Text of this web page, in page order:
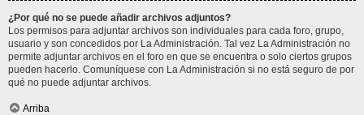
¿Por qué no se puede añadir archivos adjuntos?
Los permisos para adjuntar archivos son individuales para cada foro, grupo,
usuario y son concedidos por La Administración. Tal vez La Administración no
permite adjuntar archivos en el foro en que se encuentra o solo ciertos grupos
pueden hacerlo. Comuníquese con La Administración si no está seguro de por
qué no puede adjuntar archivos.
Arriba